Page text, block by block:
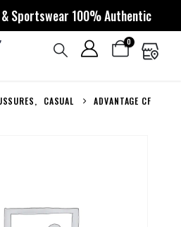
Sportswear 100% Authentic
0
, CASUAL ADVANTAGE CF